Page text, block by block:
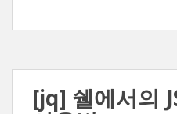
[jq] 쉘에서의